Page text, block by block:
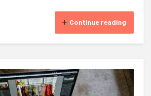
Continue reading